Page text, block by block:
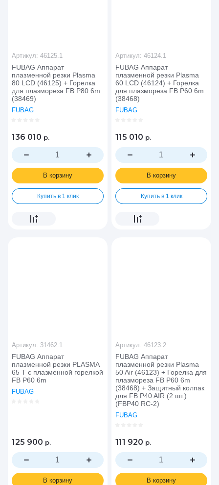
FUBAG Аппарат
плазменной резки Plasma
80 LCD (46125) + Горелка
для плазмореза FB P80 6m
(38469)
FUBAG
Артикул: 46125.1
136 010 р.
В корзину
Купить в 1 клик
FUBAG Аппарат
плазменной резки Plasma
60 LCD (46124) + Горелка
для плазмореза FB P60 6m
(38468)
FUBAG
Артикул: 46124.1
115 010 р.
В корзину
Купить в 1 клик
FUBAG Аппарат
плазменной резки PLASMA
65 T с плазменной горелкой
FB P60 6m
FUBAG
Артикул: 31462.1
125 900 р.
В корзину
FUBAG Аппарат
плазменной резки Plasma
50 Air (46123) + Горелка для
плазмореза FB P60 6m
(38468) + Защитный колпак
для FB P40 AIR (2 шт.)
(FBP40 RC-2)
FUBAG
Артикул: 46123.2
111 920 р.
В корзину